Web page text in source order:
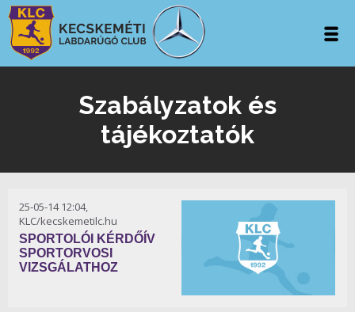
Szabályzatok és
tájékoztatók
25-05-14 12:04,
KLC/kecskemetilc.hu
SPORTOLÓI KÉRDŐÍV
SPORTORVOSI
VIZSGÁLATHOZ